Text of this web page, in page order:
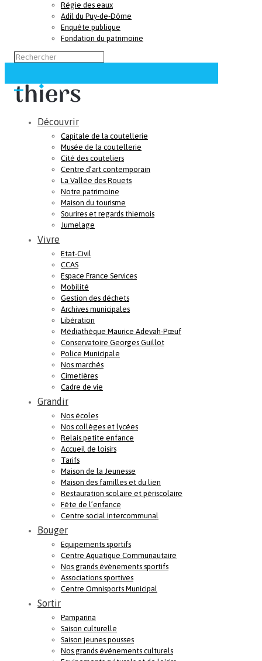
Régie des eaux
Adil du Puy-de-Dôme
Enquête publique
Fondation du patrimoine
Découvrir
Capitale de la coutellerie
Musée de la coutellerie
Cité des couteliers
Centre d’art contemporain
La Vallée des Rouets
Notre patrimoine
Maison du tourisme
Sourires et regards thiernois
Jumelage
Vivre
Etat-Civil
CCAS
Espace France Services
Mobilité
Gestion des déchets
Archives municipales
Libération
Médiathèque Maurice Adevah-Pœuf
Conservatoire Georges Guillot
Police Municipale
Nos marchés
Cimetières
Cadre de vie
Grandir
Nos écoles
Nos collèges et lycées
Relais petite enfance
Accueil de loisirs
Tarifs
Maison de la Jeunesse
Maison des familles et du lien
Restauration scolaire et périscolaire
Fête de l’enfance
Centre social intercommunal
Bouger
Equipements sportifs
Centre Aquatique Communautaire
Nos grands évènements sportifs
Associations sportives
Centre Omnisports Municipal
Sortir
Pamparina
Saison culturelle
Saison jeunes pousses
Nos grands événements culturels